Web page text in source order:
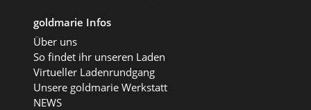
goldmarie Infos
Über uns
So findet ihr unseren Laden
Virtueller Ladenrundgang
Unsere goldmarie Werkstatt
NEWS